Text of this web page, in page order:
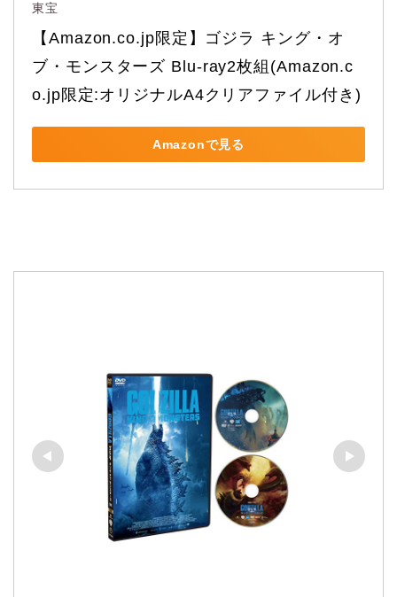
東宝
【Amazon.co.jp限定】ゴジラ キング・オ
ブ・モンスターズ Blu-ray2枚組(Amazon.c
o.jp限定:オリジナルA4クリアファイル付き)
Amazonで見る